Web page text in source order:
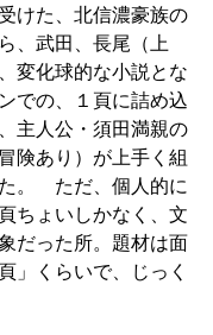
けた、北信濃豪族の
、武田、長尾（上
変化球的な小説とな
での、１頁に詰め込
主人公・須田満親の
険あり）が上手く組
。 ただ、個人的に
ちょいしかなく、文
だった所。題材は面
」くらいで、じっく